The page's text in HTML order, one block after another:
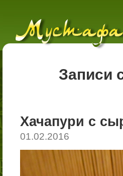
Записи
Хачапури с
01.02.2016